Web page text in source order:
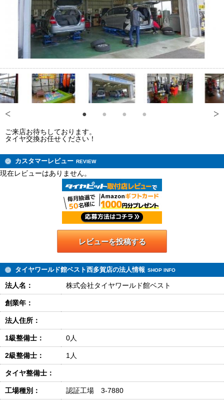
ご来店お待ちしております。
タイヤ交換お任せください！
カスタマーレビュー REVIEW
現在レビューはありません。
レビューを投稿する
タイヤワールド館ベスト西多賀店の法人情報 SHOP INFO
法人名： 株式会社タイヤワールド館ベスト
創業年：
法人住所：
1級整備士： 0人
2級整備士： 1人
タイヤ整備士：
工場種別： 認証工場 3-7880